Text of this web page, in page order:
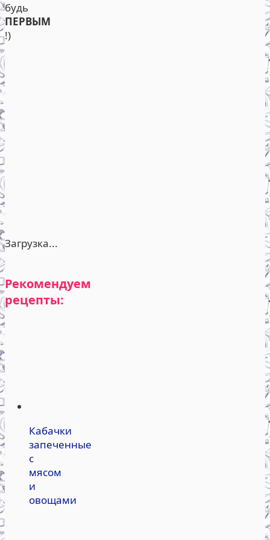
будь
ПЕРВЫМ
!)
Загрузка...
Рекомендуем
рецепты:
Кабачки
запеченные
с
мясом
и
овощами